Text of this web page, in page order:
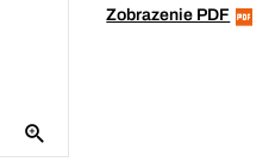
Zobrazenie PDF